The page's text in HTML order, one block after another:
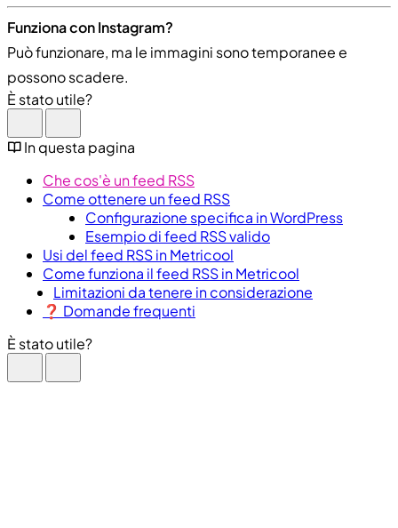
Funziona con Instagram?
Può funzionare, ma le immagini sono temporanee e
possono scadere.
È stato utile?
In questa pagina
Che cos'è un feed RSS
Come ottenere un feed RSS
Configurazione specifica in WordPress
Esempio di feed RSS valido
Usi del feed RSS in Metricool
Come funziona il feed RSS in Metricool
Limitazioni da tenere in considerazione
❓ Domande frequenti
È stato utile?